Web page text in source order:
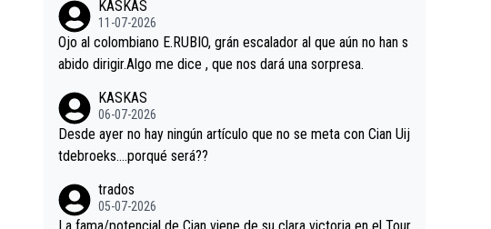
casi sin pedalear, luego está el saludo con Evenepoel dándose
la mano de una manera muy fraternal, más allá de los típicos t
oques en el hombro con que saludaba a Vingegard. Ahí hubo u
o aprieta, a ver si por querer poner a Del Toro con calzador e
n posición de podio UAE y Pojacar se van complicar el tour.
KASKAS
11-07-2026
Ojo al colombiano E.RUBIO, grán escalador al que aún no han s
abido dirigir.Algo me dice , que nos dará una sorpresa.
KASKAS
06-07-2026
Desde ayer no hay ningún artículo que no se meta con Cian Uij
tdebroeks….porqué será??
trados
05-07-2026